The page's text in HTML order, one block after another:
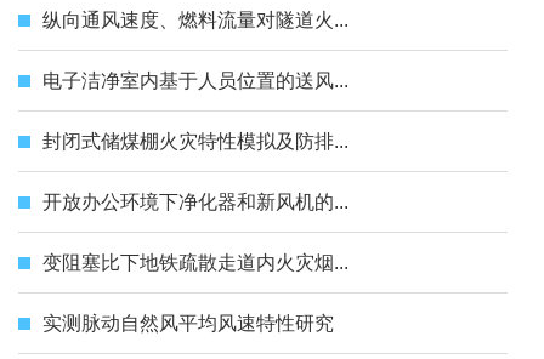
纵向通风速度、燃料流量对隧道火...
电子洁净室内基于人员位置的送风...
封闭式储煤棚火灾特性模拟及防排...
开放办公环境下净化器和新风机的...
变阻塞比下地铁疏散走道内火灾烟...
实测脉动自然风平均风速特性研究